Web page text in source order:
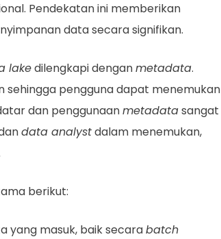
Pendekatan ini memberikan
data secara signifikan.
lakedilengkapi denganmetadata.
sehingga pengguna dapat menemukan
dan penggunaanmetadatasangat
data analystdalam menemukan,
berikut:
yang masuk, baik secarabatch